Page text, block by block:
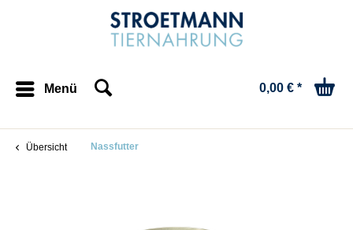
Menü 0,00 € *
Übersicht Nassfutter